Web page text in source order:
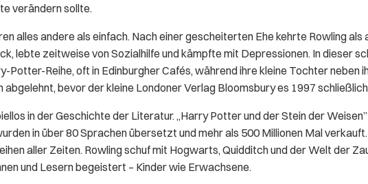
verändern sollte.
alles andere als einfach. Nach einer gescheiterten Ehe kehrte Rowling
lebte zeitweise von Sozialhilfe und kämpfte mit Depressionen. In dieser
Potter-Reihe, oft in Edinburgher Cafés, während ihre kleine Tochter neben
bevor der kleine Londoner Verlag Bloomsbury es 1997
in der Geschichte der Literatur. „Harry Potter und der Stein der
in über 80 Sprachen übersetzt und mehr als 500 Millionen Mal
aller Zeiten. Rowling schuf mit Hogwarts, Quidditch und der Welt der
und Lesern begeistert – Kinder wie Erwachsene.